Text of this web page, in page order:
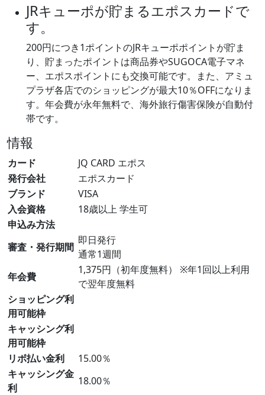
JRキューポが貯まるエポスカードで
す。
200円につき1ポイントのJRキューポポイントが貯ま
り、貯まったポイントは商品券やSUGOCA電子マネ
ー、エポスポイントにも交換可能です。また、アミュ
プラザ各店でのショッピングが最大10％OFFになりま
す。年会費が永年無料で、海外旅行傷害保険が自動付
帯です。
情報
カード
JQ CARD エポス
発行会社
エポスカード
ブランド
VISA
入会資格
18歳以上 学生可
申込み方法
審査・発行期間
即日発行
通常1週間
年会費
1,375円（初年度無料） ※年1回以上利用
で翌年度無料
ショッピング利
用可能枠
キャッシング利
用可能枠
リボ払い金利
15.00％
キャッシング金
利
18.00％